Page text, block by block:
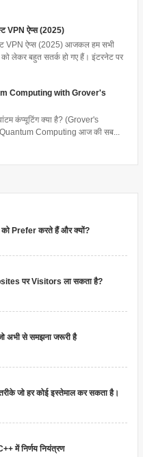
VPN ऐप्स (2025)
VPN ऐप्स (2025) आजकल हम सभी
को लेकर बहुत सतर्क हो गए हैं। इंटरनेट पर
Computing with Grover's
कंप्यूटिंग क्या है? (Grover's
Quantum Computing आज की सब...
Prefer करते हैं और क्यों?
पर Visitors ला सकता है?
अभी से समझना जरूरी है
जो हर कोई इस्तेमाल कर सकता है।
में निर्णय नियंत्रण